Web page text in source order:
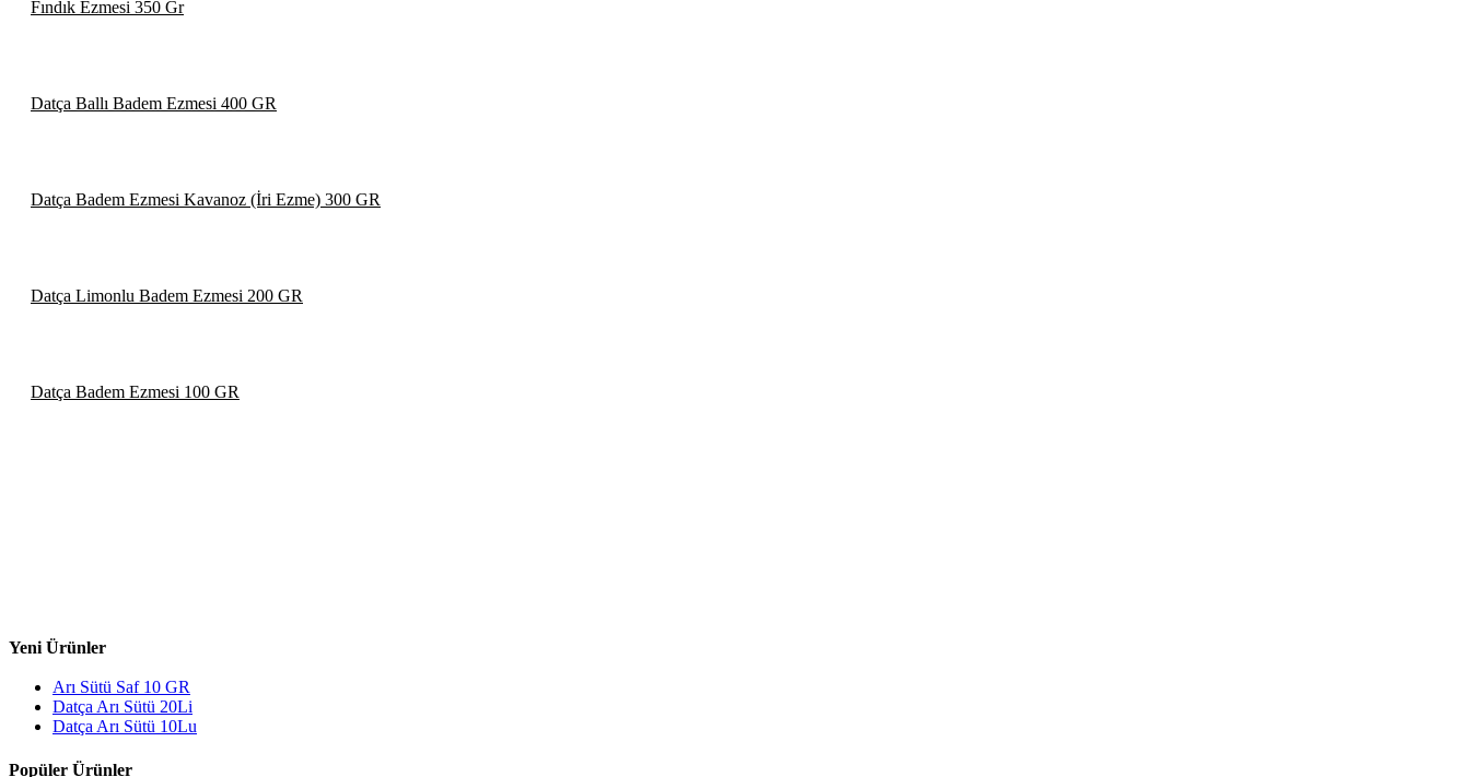
Fındık Ezmesi 350 Gr
Datça Ballı Badem Ezmesi 400 GR
Datça Badem Ezmesi Kavanoz (İri Ezme) 300 GR
Datça Limonlu Badem Ezmesi 200 GR
Datça Badem Ezmesi 100 GR
Yeni Ürünler
Arı Sütü Saf 10 GR
Datça Arı Sütü 20Li
Datça Arı Sütü 10Lu
Popüler Ürünler